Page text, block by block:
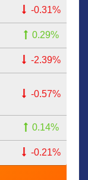
-0.31%
0.29%
-2.39%
-0.57%
0.14%
-0.21%